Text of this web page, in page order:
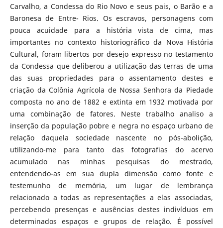
Carvalho, a Condessa do Rio Novo e seus pais, o Barão e a
Baronesa de Entre- Rios. Os escravos, personagens com
pouca acuidade para a história vista de cima, mas
importantes no contexto historiográfico da Nova História
Cultural, foram libertos por desejo expresso no testamento
da Condessa que deliberou a utilização das terras de uma
das suas propriedades para o assentamento destes e
criação da Colônia Agrícola de Nossa Senhora da Piedade
composta no ano de 1882 e extinta em 1932 motivada por
uma combinação de fatores. Neste trabalho analiso a
inserção da população pobre e negra no espaço urbano de
relação daquela sociedade nascente no pós-abolição,
utilizando-me para tanto das fotografias do acervo
acumulado nas minhas pesquisas do mestrado,
entendendo-as em sua dupla dimensão como fonte e
testemunho de memória, um lugar de lembrança
relacionado a todas as representações a elas associadas,
percebendo presenças e ausências destes indivíduos em
determinados espaços e grupos de relação. É possível